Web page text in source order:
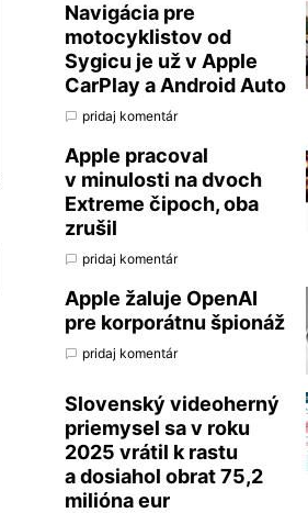
Navigácia pre
motocyklistov od
Sygicu je už v Apple
CarPlay a Android Auto
pridaj komentár
Apple pracoval
v minulosti na dvoch
Extreme čipoch, oba
zrušil
pridaj komentár
Apple žaluje OpenAI
pre korporátnu špionáž
pridaj komentár
Slovenský videoherný
priemysel sa v roku
2025 vrátil k rastu
a dosiahol obrat 75,2
milióna eur